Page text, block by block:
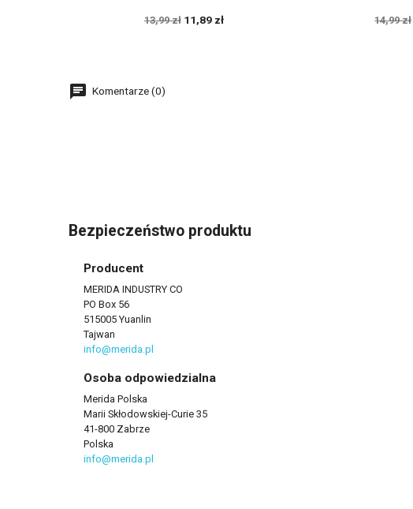
13,99 zł 11,89 zł 14,99 zł
Komentarze (0)
Bezpieczeństwo produktu
Producent
MERIDA INDUSTRY CO
PO Box 56
515005 Yuanlin
Tajwan
info@merida.pl
Osoba odpowiedzialna
Merida Polska
Marii Skłodowskiej-Curie 35
41-800 Zabrze
Polska
info@merida.pl